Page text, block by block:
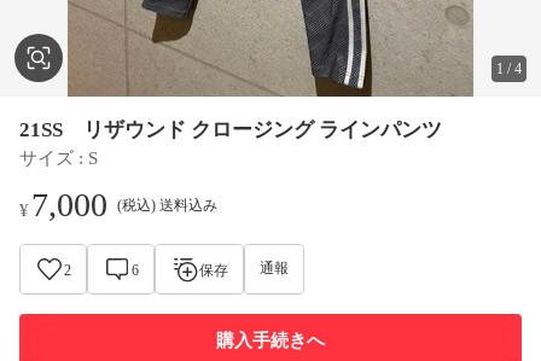
1 /4
21SS リザウンド クロージング ラインパンツ
サイズ : S
¥7,000 (税込) 送料込み
2 6 保存 通報
購入手続きへ